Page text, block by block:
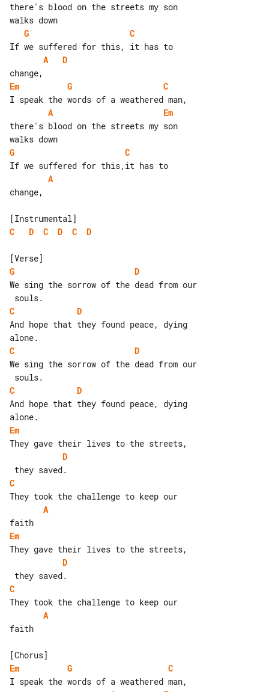
there's blood on the streets my son
G
C
A
D
Em
G
C
A
Em
there's blood on the streets my son
G
C
A
change,
C
D C D C D
G
D
We sing the sorrow of the dead from our
C
D
And hope that they found peace, dying
C
D
We sing the sorrow of the dead from our
C
D
And hope that they found peace, dying
Em
D
C
A
Em
D
C
A
faith
Em
G
C